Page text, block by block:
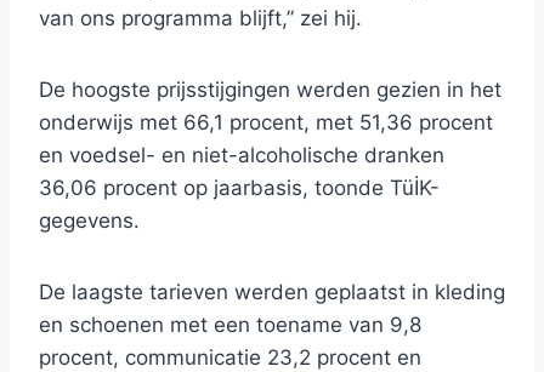
van ons programma blijft,” zei hij.
De hoogste prijsstijgingen werden gezien in het
onderwijs met 66,1 procent, met 51,36 procent
en voedsel- en niet-alcoholische dranken
36,06 procent op jaarbasis, toonde TüİK-
gegevens.
De laagste tarieven werden geplaatst in kleding
en schoenen met een toename van 9,8
procent, communicatie 23,2 procent en